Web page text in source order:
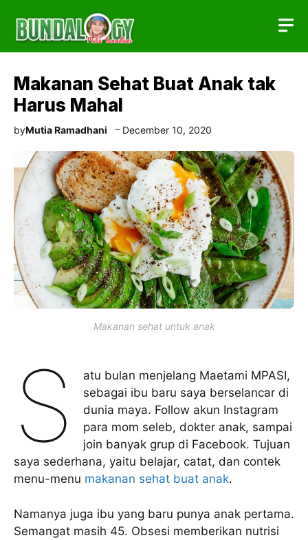
content
Makanan Sehat Buat Anak tak
Harus Mahal
byMutia Ramadhani December 10, 2020
Makanan sehat untuk anak
S
atu bulan menjelang Maetami MPASI,
sebagai ibu baru saya berselancar di
dunia maya. Follow akun Instagram
para mom seleb, dokter anak, sampai
join banyak grup di Facebook. Tujuan
saya sederhana, yaitu belajar, catat, dan contek
menu-menu makanan sehat buat anak.
Namanya juga ibu yang baru punya anak pertama.
Semangat masih 45. Obsesi memberikan nutrisi